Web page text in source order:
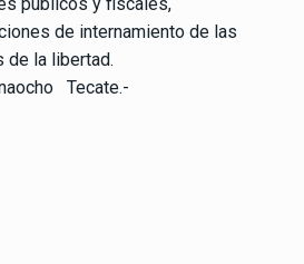
de internamiento de las
de la libertad.
Tecate.-